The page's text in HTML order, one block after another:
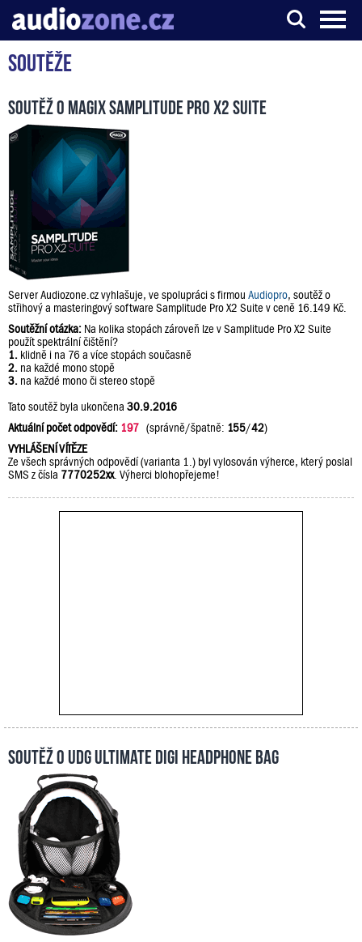
Server o digitálním zpracování zvuku
Soutěže
Soutěž o Magix Samplitude Pro X2 Suite
Server Audiozone.cz vyhlašuje, ve spolupráci s firmou Audiopro, soutěž o
střihový a masteringový software Samplitude Pro X2 Suite v ceně 16.149 Kč.
Soutěžní otázka: Na kolika stopách zároveň lze v Samplitude Pro X2 Suite
použít spektrální čištění?
1. klidně i na 76 a více stopách současně
2. na každé mono stopě
3. na každé mono či stereo stopě
Tato soutěž byla ukončena 30.9.2016
Aktuální počet odpovědí: 197 (správně/špatně: 155/42)
VYHLÁŠENÍ VÍTĚZE
Ze všech správných odpovědí (varianta 1.) byl vylosován výherce, který poslal
SMS z čísla 7770252xx. Výherci blohopřejeme!
Soutěž o UDG Ultimate DIGI Headphone Bag